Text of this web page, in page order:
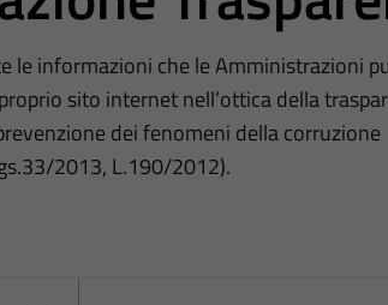
le informazioni che le Amministrazioni
sito internet nell’ottica della
dei fenomeni della corruzione
2013, L.190/2012).